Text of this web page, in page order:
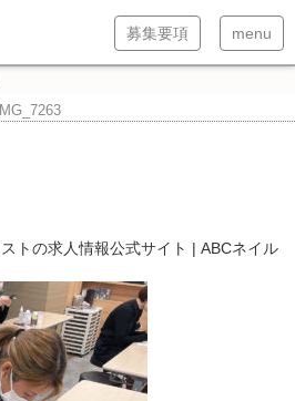
T
o
v
募集要項
T
o
menu
IMG_7263